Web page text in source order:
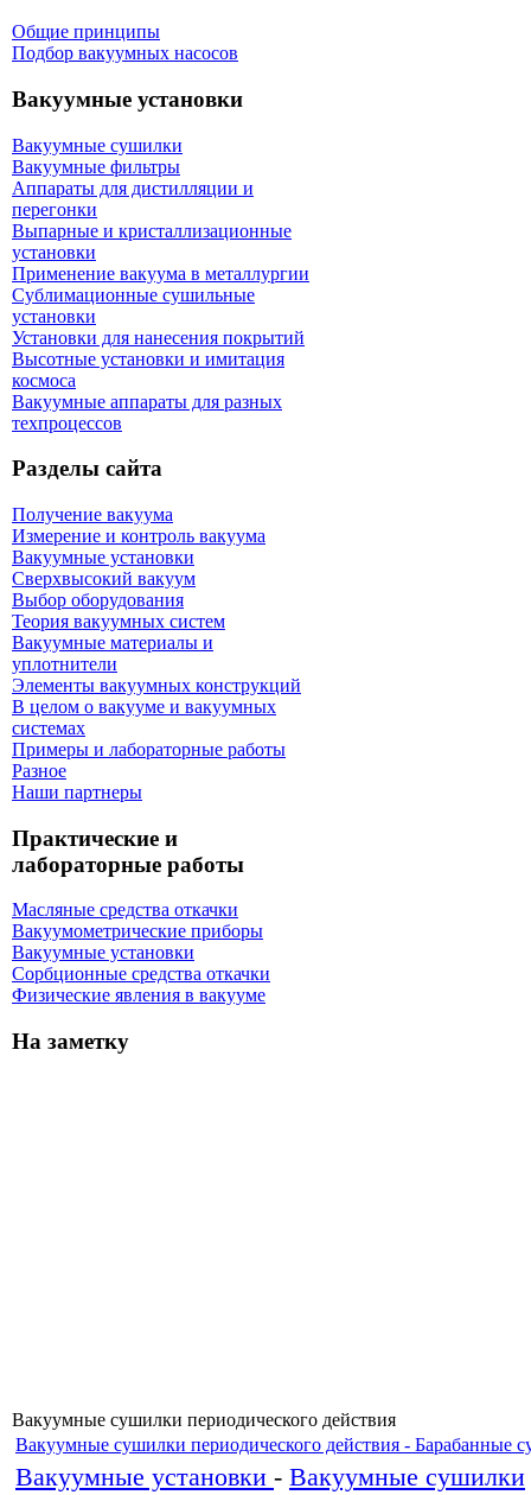
Общие принципы
Подбор вакуумных насосов
Вакуумные установки
Вакуумные сушилки
Вакуумные фильтры
Аппараты для дистилляции и
перегонки
Выпарные и кристаллизационные
установки
Применение вакуума в металлургии
Сублимационные сушильные
установки
Установки для нанесения покрытий
Высотные установки и имитация
космоса
Вакуумные аппараты для разных
техпроцессов
Разделы сайта
Получение вакуума
Измерение и контроль вакуума
Вакуумные установки
Сверхвысокий вакуум
Выбор оборудования
Теория вакуумных систем
Вакуумные материалы и
уплотнители
Элементы вакуумных конструкций
В целом о вакууме и вакуумных
системах
Примеры и лабораторные работы
Разное
Наши партнеры
Практические и
лабораторные работы
Масляные средства откачки
Вакуумометрические приборы
Вакуумные установки
Сорбционные средства откачки
Физические явления в вакууме
На заметку
Вакуумные сушилки периодического действия
Вакуумные сушилки периодического действия - Барабанные
Вакуумные установки - Вакуумные сушилки